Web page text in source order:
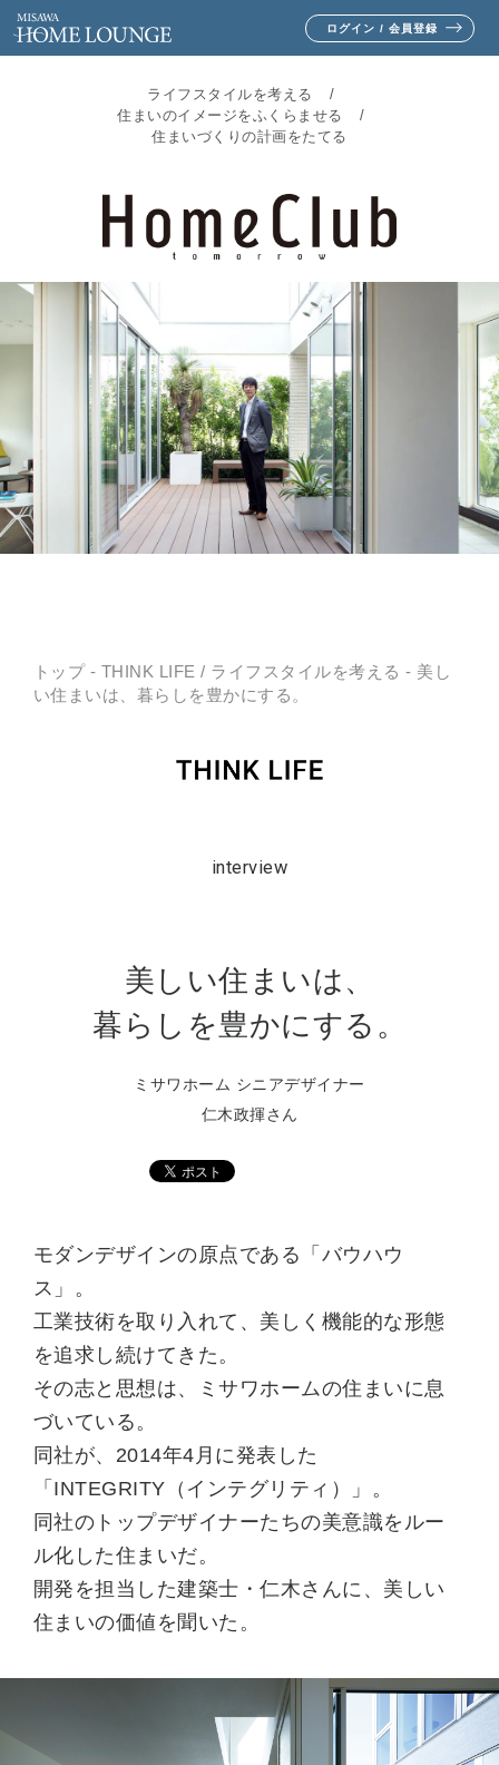
ログイン / 会員登録
ライフスタイルを考える
住まいのイメージをふくらませる
住まいづくりの計画をたてる
トップ- THINK LIFE / ライフスタイルを考える - 美し
い住まいは、暮らしを豊かにする。
interview
美しい住まいは、
暮らしを豊かにする。
ミサワホーム シニアデザイナー
仁木政揮さん
モダンデザインの原点である「バウハウ
ス」。
工業技術を取り入れて、美しく機能的な形態
を追求し続けてきた。
その志と思想は、ミサワホームの住まいに息
づいている。
同社が、2014年4月に発表した
「INTEGRITY（インテグリティ）」。
同社のトップデザイナーたちの美意識をルー
ル化した住まいだ。
開発を担当した建築士・仁木さんに、美しい
住まいの価値を聞いた。